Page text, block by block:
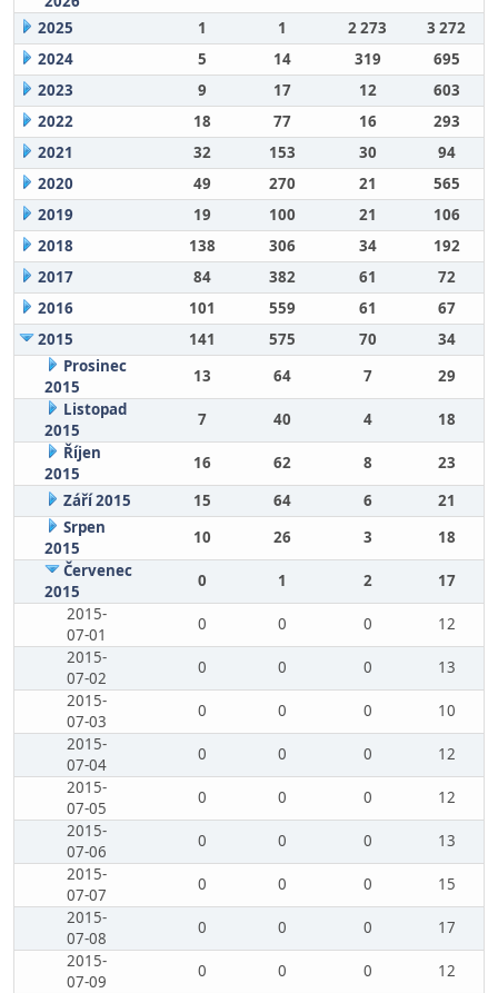
2025
1 1 2 273
3 272
2024
5 14 319
695
2023
9 17 12
603
2022
18 77 16
293
2021
32 153 30
94
2020
49 270 21
565
2019
19 100 21
106
2018
138 306 34
192
2017
84 382 61
72
2016
101 559 61
67
2015
141 575 70
34
Prosinec
2015
13 64 7
29
Listopad
2015
7 40 4
18
Říjen
2015
16 62 8
23
Září 2015
15 64 6
21
Srpen
2015
10 26 3
18
Červenec
2015
0 1 2
17
2015-
07-01
0 0 0
12
2015-
07-02
0 0 0
13
2015-
07-03
0 0 0
10
2015-
07-04
0 0 0
12
2015-
07-05
0 0 0
12
2015-
07-06
0 0 0
13
2015-
07-07
0 0 0
15
2015-
07-08
0 0 0
17
2015-
07-09
0 0 0
12